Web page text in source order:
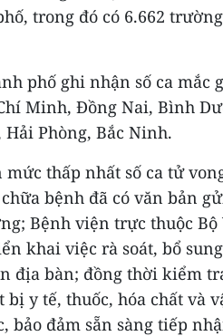
trong đó có 6.662
phố ghi nhận số ca mắc
Minh, Đồng Nai, Bình
Phòng, Bắc Ninh.
thấp nhất số ca tử
bệnh đã có văn bản
Bệnh viện trực thuộc Bộ
khai việc rà soát, bổ
địa bàn; đồng thời kiểm
bị y tế, thuốc, hóa chất và
bảo đảm sẵn sàng tiếp